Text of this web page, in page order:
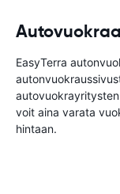
EasyTerra
voit aina varata
hintaan.